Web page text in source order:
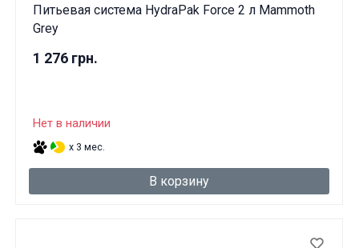
Питьевая система HydraPak Force 2 л Mammoth
Grey
1 276 грн.
Нет в наличии
x 3 мес.
В корзину